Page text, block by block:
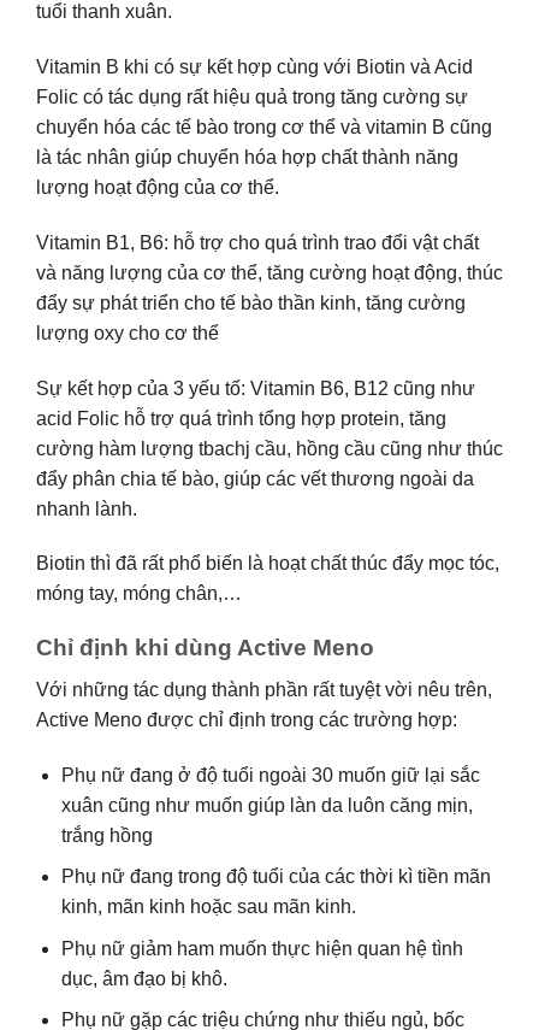
tuổi thanh xuân.
Vitamin B khi có sự kết hợp cùng với Biotin và Acid
Folic có tác dụng rất hiệu quả trong tăng cường sự
chuyển hóa các tế bào trong cơ thể và vitamin B cũng
là tác nhân giúp chuyển hóa hợp chất thành năng
lượng hoạt động của cơ thể.
Vitamin B1, B6: hỗ trợ cho quá trình trao đổi vật chất
và năng lượng của cơ thể, tăng cường hoạt động, thúc
đẩy sự phát triển cho tế bào thần kinh, tăng cường
lượng oxy cho cơ thể
Sự kết hợp của 3 yếu tố: Vitamin B6, B12 cũng như
acid Folic hỗ trợ quá trình tổng hợp protein, tăng
cường hàm lượng tbachj cầu, hồng cầu cũng như thúc
đẩy phân chia tế bào, giúp các vết thương ngoài da
nhanh lành.
Biotin thì đã rất phổ biến là hoạt chất thúc đẩy mọc tóc,
móng tay, móng chân,…
Chỉ định khi dùng Active Meno
Với những tác dụng thành phần rất tuyệt vời nêu trên,
Active Meno được chỉ định trong các trường hợp:
Phụ nữ đang ở độ tuổi ngoài 30 muốn giữ lại sắc
xuân cũng như muốn giúp làn da luôn căng mịn,
trắng hồng
Phụ nữ đang trong độ tuổi của các thời kì tiền mãn
kinh, mãn kinh hoặc sau mãn kinh.
Phụ nữ giảm ham muốn thực hiện quan hệ tình
dục, âm đạo bị khô.
Phụ nữ gặp các triệu chứng như thiếu ngủ, bốc